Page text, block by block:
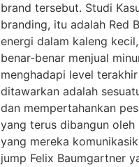
brand tersebut. Studi
branding, itu adalah Red
energi dalam kaleng
benar-benar menjual
menghadapi level
ditawarkan adalah
dan mempertahankan
yang terus dibangun
yang mereka
jump Felix Baumgartner